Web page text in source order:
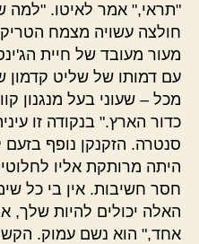
"תראי," אמר לאיטו. "למה
חולצה עשויה מצמח הטריקו
מעור מעובד של חיית
עם דמותו של שליט קדמון
מכל – שעוני בעל מנגנון
כדור הארץ." בנקודה זו
סנטרה. הזקנקן נופף
היתה מרותקת אליו
חסר חשיבות. אין בי כל
האלה יכולים להיות שלך,
אחד," הוא נשם עמוק.